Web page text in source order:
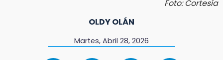
Foto: Cortesía
OLDY OLÁN
Martes, Abril 28, 2026